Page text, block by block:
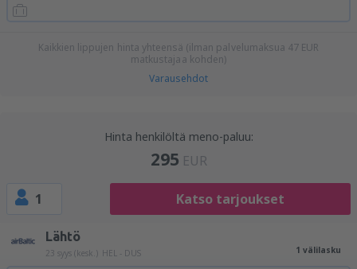
Kaikkien lippujen hinta yhteensä (ilman palvelumaksua 47 EUR
matkustajaa kohden)
Varausehdot
Hinta henkilöltä meno-paluu:
295 EUR
1 Katso tarjoukset
Lähtö
23 syys (kesk.) HEL - DUS 1 välilasku